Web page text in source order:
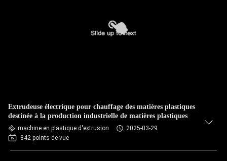
Extrudeuse électrique pour chauffage des matières plastiques
destinée à la production industrielle de matières plastiques
machine en plastique d'extrusion
2025-03-29
842 points de vue